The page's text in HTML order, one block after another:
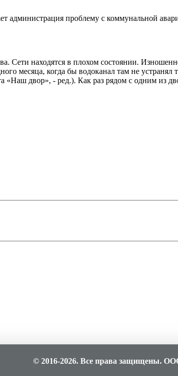
администрация проблему с коммунальной
Сети находятся в плохом состоянии.
месяца, когда бы водоканал там не устранял
«Наш двор», - ред.). Как раз рядом с одним из
© 2016-2026. Все права защищены.